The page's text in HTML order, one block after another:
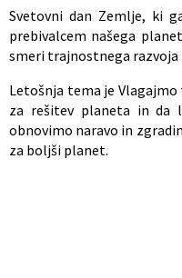
Svetovni dan Zemlje, ki
prebivalcem našega
smeri trajnostnega
Letošnja tema je Vlagajmo
za rešitev planeta in da
obnovimo naravo in
za boljši planet.
Občinski nagrajenci
Uradne ure
Vizitka
Proračun občine
Prostorski akti občine
Kohezijski projekti